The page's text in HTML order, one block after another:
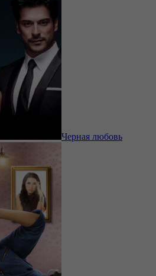
Черная любовь